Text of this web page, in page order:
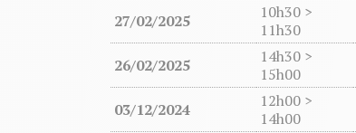
27/02/2025
10h30 >
11h30
26/02/2025
14h30 >
15h00
03/12/2024
12h00 >
14h00